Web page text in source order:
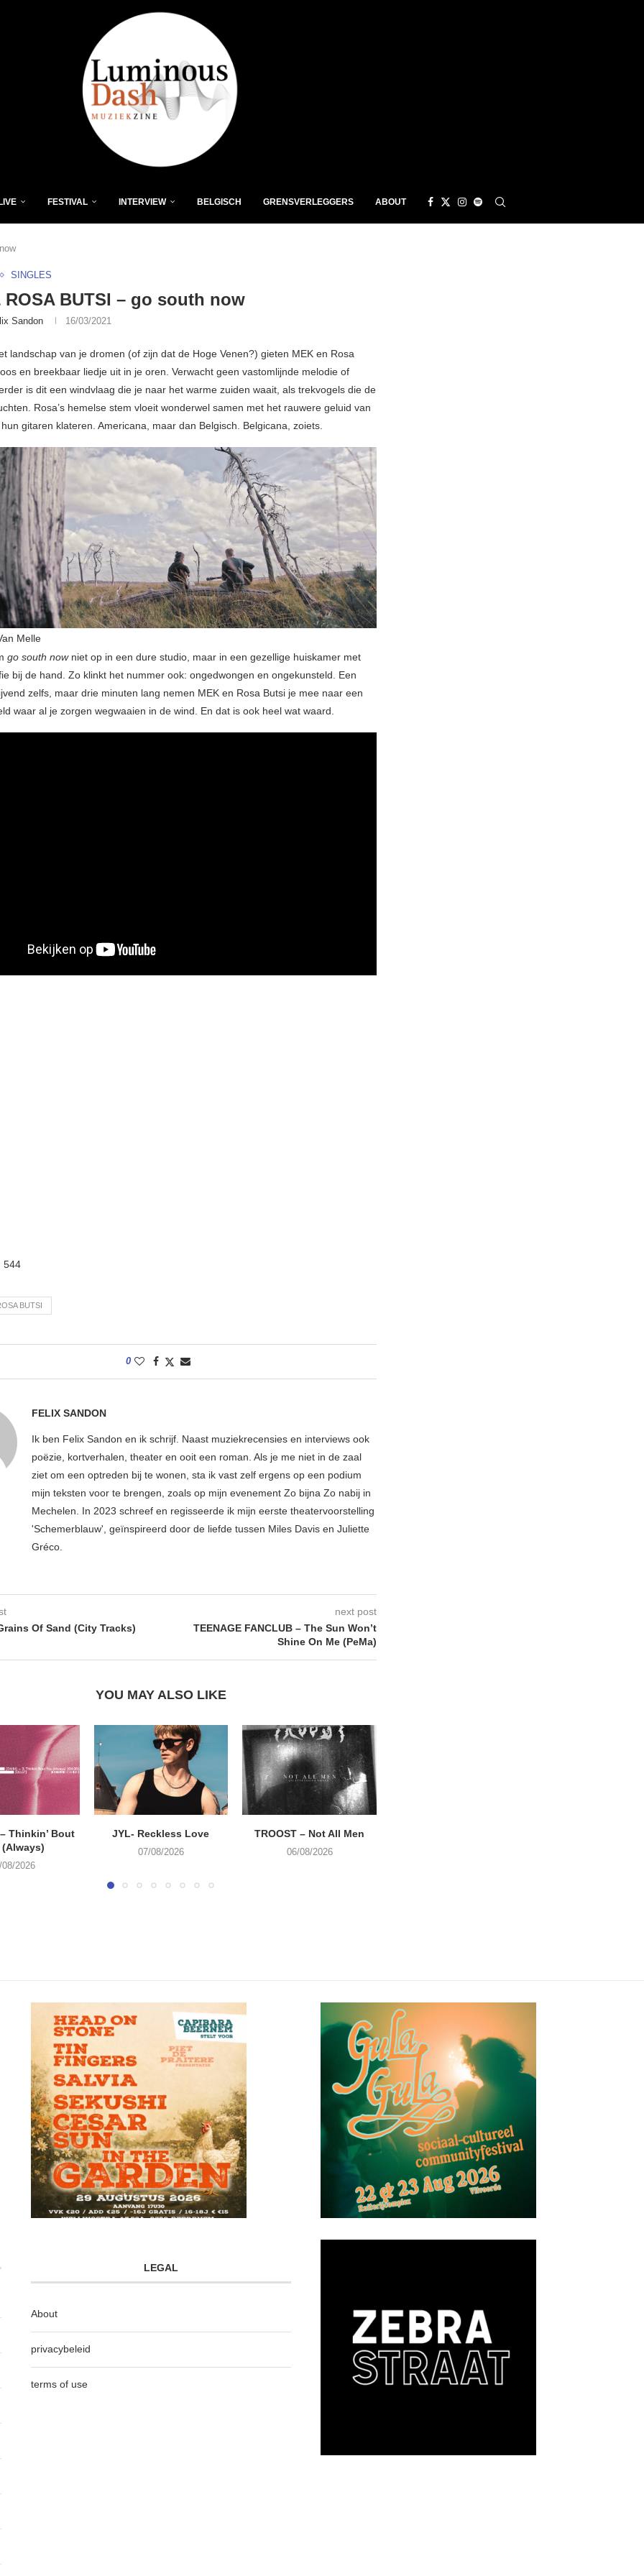
FESTIVAL INTERVIEW BELGISCH GRENSVERLEGGERS ABOUT
SINGLES
ROSA BUTSI – go south now
Sandon 16/03/2021
landschap van je dromen (of zijn dat de Hoge Venen?) gieten MEK en Rosa
en breekbaar liedje uit in je oren. Verwacht geen vastomlijnde melodie of
is dit een windvlaag die je naar het warme zuiden waait, als trekvogels die de
Rosa’s hemelse stem vloeit wonderwel samen met het rauwere geluid van
gitaren klateren. Americana, maar dan Belgisch. Belgicana, zoiets.
Melle
go south nowniet op in een dure studio, maar in een gezellige huiskamer met
bij de hand. Zo klinkt het nummer ook: ongedwongen en ongekunsteld. Een
zelfs, maar drie minuten lang nemen MEK en Rosa Butsi je mee naar een
waar al je zorgen wegwaaien in de wind. En dat is ook heel wat waard.
544
BUTSI
0
FELIX SANDON
Ik ben Felix Sandon en ik schrijf. Naast muziekrecensies en interviews ook
poëzie, kortverhalen, theater en ooit een roman. Als je me niet in de zaal
ziet om een optreden bij te wonen, sta ik vast zelf ergens op een podium
mijn teksten voor te brengen, zoals op mijn evenement Zo bijna Zo nabij in
Mechelen. In 2023 schreef en regisseerde ik mijn eerste theatervoorstelling
'Schemerblauw', geïnspireerd door de liefde tussen Miles Davis en Juliette
Gréco.
Of Sand (City Tracks)
next post
TEENAGE FANCLUB – The Sun Won’t
Shine On Me (PeMa)
YOU MAY ALSO LIKE
Thinkin’ Bout
(Always)
08/2026
JYL- Reckless Love
07/08/2026
TROOST – Not All Men
06/08/2026
LEGAL
About
privacybeleid
terms of use